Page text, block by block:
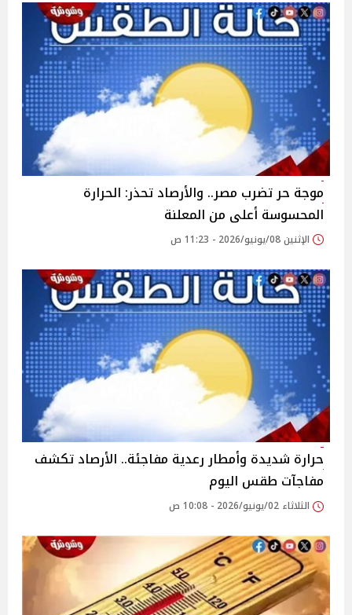
موجة حر تضرب مصر.. والأرصاد تحذر: الحرارة
المحسوسة أعلى من المعلنة
الإثنين 08/يونيو/2026 - 11:23 ص
حرارة شديدة وأمطار رعدية مفاجئة.. الأرصاد تكشف
مفاجآت طقس اليوم
الثلاثاء 02/يونيو/2026 - 10:08 ص